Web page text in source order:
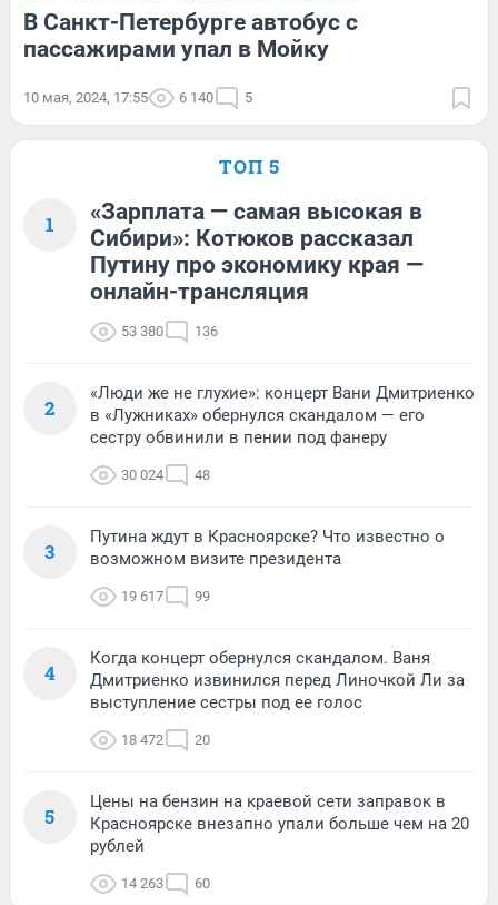
В Санкт-Петербурге автобус с
пассажирами упал в Мойку
10 мая, 2024, 17:55 6 140 5
ТОП 5
1
«Зарплата — самая высокая в
Сибири»: Котюков рассказал
Путину про экономику края —
онлайн-трансляция
53 380 136
2
«Люди же не глухие»: концерт Вани Дмитриенко
в «Лужниках» обернулся скандалом — его
сестру обвинили в пении под фанеру
30 024 48
3
Путина ждут в Красноярске? Что известно о
возможном визите президента
19 617 99
4
Когда концерт обернулся скандалом. Ваня
Дмитриенко извинился перед Линочкой Ли за
выступление сестры под ее голос
18 472 20
5
Цены на бензин на краевой сети заправок в
Красноярске внезапно упали больше чем на 20
рублей
14 263 60